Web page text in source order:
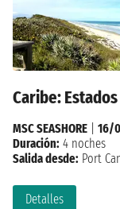
Caribe:
Detalles
MSC SEASHORE
16/
Duración: 4 noches
Salida desde: Port